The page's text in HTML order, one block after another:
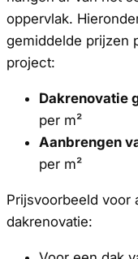
oppervlak.
gemiddelde prijzen
project:
Dakrenovatie
per m²
Aanbrengen
per m²
Prijsvoorbeeld voor
dakrenovatie: